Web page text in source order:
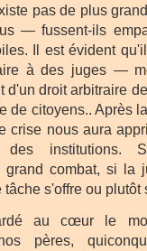
pas de plus
— fussent-ils
Il est évident
à des juges —
d'un droit arbitraire
de citoyens.. Après
crise nous aura
des institutions.
grand combat, si la
s'offre ou plutôt
au cœur le
pères,